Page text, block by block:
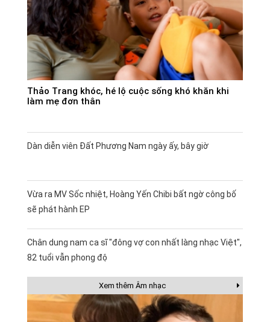
Thảo Trang khóc, hé lộ cuộc sống khó khăn khi
làm mẹ đơn thân
Dàn diễn viên Đất Phương Nam ngày ấy, bây giờ
Vừa ra MV Sốc nhiệt, Hoàng Yến Chibi bất ngờ công bố
sẽ phát hành EP
Chân dung nam ca sĩ "đông vợ con nhất làng nhạc Việt",
82 tuổi vẫn phong độ
Xem thêm Âm nhạc